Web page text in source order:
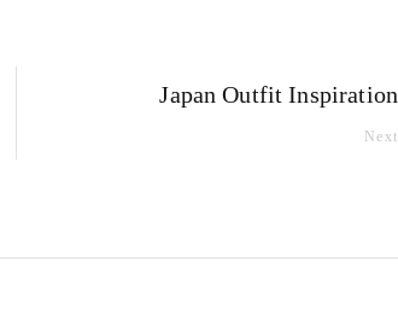
Japan Outfit Inspiration
Next